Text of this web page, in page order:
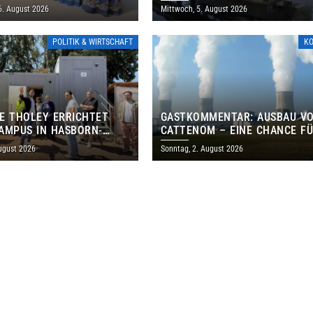
PROGRAMM IN
August 2026 Mittwoch, 5. August 2026
POLITIK & WIRTSCHAFT
THOLEY ERRICHTET
IN HASBORN-
FÜR RUND 8,5 BIS 9
EURO
2026
GASTKOMMENTAR: AUSBAU
CATTENOM – EINE CHANCE
LOTHRINGEN UND DAS
Sonntag, 2. August 2026